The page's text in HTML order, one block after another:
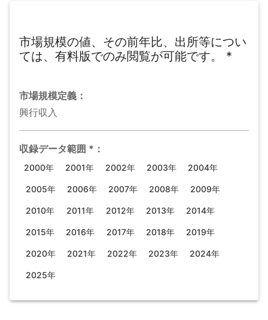
市場規模の値、その前年比、出所等につい
ては、有料版でのみ閲覧が可能です。
*
市場規模定義：
興行収入
収録データ範囲 * ：
2000年 2001年 2002年 2003年 2004年
2005年 2006年 2007年 2008年 2009年
2010年 2011年 2012年 2013年 2014年
2015年 2016年 2017年 2018年 2019年
2020年 2021年 2022年 2023年 2024年
2025年